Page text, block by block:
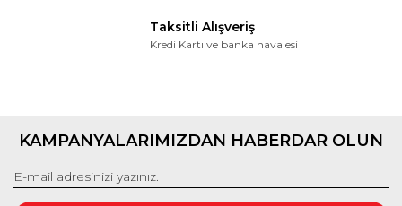
Taksitli Alışveriş
Kredi Kartı ve banka havalesi
KAMPANYALARIMIZDAN HABERDAR OLUN